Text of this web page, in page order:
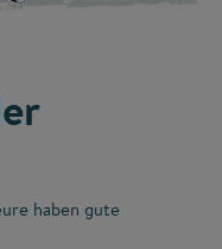
haben gute